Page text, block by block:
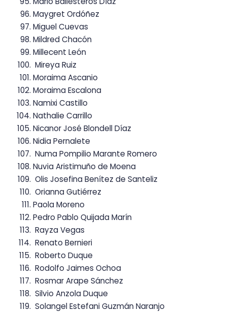
Maygret Ordóñez
Miguel Cuevas
Mildred Chacón
Millecent León
Mireya Ruiz
Moraima Ascanio
Moraima Escalona
Namixi Castillo
Nathalie Carrillo
Nicanor José Blondell Díaz
Nidia Pernalete
Numa Pompilio Marante Romero
Nuvia Aristimuño de Moena
Olis Josefina Benítez de Santeliz
Orianna Gutiérrez
Paola Moreno
Pedro Pablo Quijada Marín
Rayza Vegas
Renato Bernieri
Roberto Duque
Rodolfo Jaimes Ochoa
Rosmar Arape Sánchez
Silvio Anzola Duque
Solangel Estefani Guzmán Naranjo